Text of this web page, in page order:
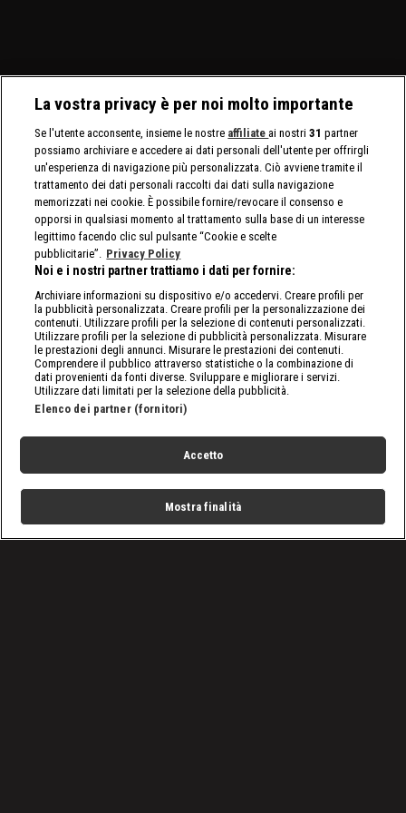
La vostra privacy è per noi molto importante
Se l'utente acconsente, insieme le nostre affiliate ai nostri31 partner
possiamo archiviare e accedere ai dati personali dell'utente per offrirgli
un'esperienza di navigazione più personalizzata. Ciò avviene tramite il
trattamento dei dati personali raccolti dai dati sulla navigazione
memorizzati nei cookie. È possibile fornire/revocare il consenso e
opporsi in qualsiasi momento al trattamento sulla base di un interesse
legittimo facendo clic sul pulsante “Cookie e scelte
pubblicitarie”. Privacy Policy
Noi e i nostri partner trattiamo i dati per fornire:
Archiviare informazioni su dispositivo e/o accedervi. Creare profili per
la pubblicità personalizzata. Creare profili per la personalizzazione dei
contenuti. Utilizzare profili per la selezione di contenuti personalizzati.
Utilizzare profili per la selezione di pubblicità personalizzata. Misurare
le prestazioni degli annunci. Misurare le prestazioni dei contenuti.
Comprendere il pubblico attraverso statistiche o la combinazione di
dati provenienti da fonti diverse. Sviluppare e migliorare i servizi.
Utilizzare dati limitati per la selezione della pubblicità.
Elenco dei partner (fornitori)
Accetto
Mostra finalità